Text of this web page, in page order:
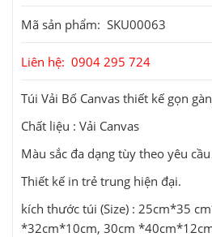
Mã sản phẩm: SKU00063
Liên hệ: 0904 295 724
Túi Vải Bố Canvas thiết kế gọn
Chất liệu : Vải Canvas
Màu sắc đa dạng tùy theo yêu
Thiết kế in trẻ trung hiện đại.
kích thước túi (Size) : 25cm*35
*32cm*10cm, 30cm